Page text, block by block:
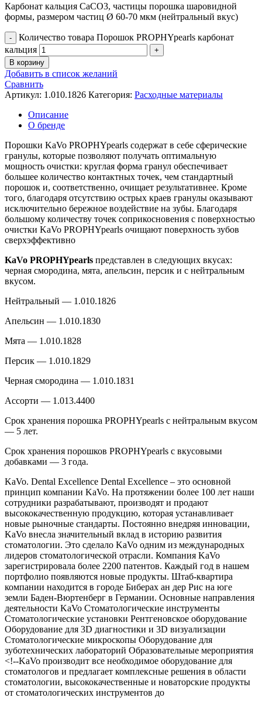
Карбонат кальция CaCO3, частицы порошка шаровидной
формы, размером частиц Ø 60-70 мкм (нейтральный вкус)
Количество товара Порошок PROPHYpearls карбонат
кальция
В корзину
Добавить в список желаний
Сравнить
Артикул: 1.010.1826 Категория: Расходные материалы
Описание
О бренде
Порошки KaVo PROPHYpearls содержат в себе сферические
гранулы, которые позволяют получать оптимальную
мощность очистки: круглая форма гранул обеспечивает
большее количество контактных точек, чем стандартный
порошок и, соответственно, очищает результативнее. Кроме
того, благодаря отсутствию острых краев гранулы оказывают
исключительно бережное воздействие на зубы. Благодаря
большому количеству точек соприкосновения с поверхностью
очистки KaVo PROPHYpearls очищают поверхность зубов
сверхэффективно
KaVo PROPHYpearls представлен в следующих вкусах:
черная смородина, мята, апельсин, персик и с нейтральным
вкусом.
Нейтральный — 1.010.1826
Апельсин — 1.010.1830
Мята — 1.010.1828
Персик — 1.010.1829
Черная смородина — 1.010.1831
Ассорти — 1.013.4400
Срок хранения порошка PROPHYpearls с нейтральным вкусом
— 5 лет.
Срок хранения порошков PROPHYpearls с вкусовыми
добавками — 3 года.
KaVo. Dental Excellence Dental Excellence – это основной
принцип компании KaVo. На протяжении более 100 лет наши
сотрудники разрабатывают, производят и продают
высококачественную продукцию, которая устанавливает
новые рыночные стандарты. Постоянно внедряя инновации,
KaVo внесла значительный вклад в историю развития
стоматологии. Это сделало KaVo одним из международных
лидеров стоматологической отрасли. Компания KaVo
зарегистрировала более 2200 патентов. Каждый год в нашем
портфолио появляются новые продукты. Штаб-квартира
компании находится в городе Биберах ан дер Рис на юге
земли Баден-Вюртенберг в Германии. Основные направления
деятельности KaVo Стоматологические инструменты
Стоматологические установки Рентгеновское оборудование
Оборудование для 3D диагностики и 3D визуализации
Стоматологические микроскопы Оборудование для
зуботехнических лабораторий Образовательные мероприятия
<!--KaVo производит все необходимое оборудование для
стоматологов и предлагает комплексные решения в области
стоматологии, высококачественные и новаторские продукты
от стоматологических инструментов до